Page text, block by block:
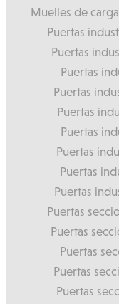
Muelles de
Puertas
Puertas
Puertas
Puertas
Puertas
Puertas
Puertas
Puertas
Puertas
Puertas
Puertas
Puertas
Puertas
Puertas